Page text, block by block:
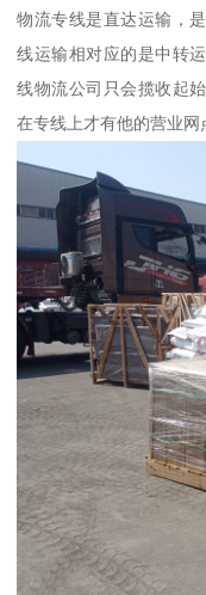
物流专线是直达运输，
线运输相对应的是中转
线物流公司只会揽收起
在专线上才有他的营业网